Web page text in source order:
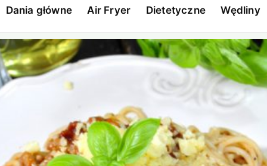
Dania główne Air Fryer Dietetyczne Wędliny